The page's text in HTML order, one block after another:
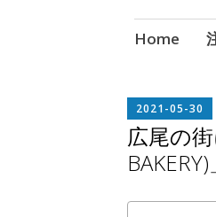
コ
ン
ツ
へ
ス
Home
2021-05-30
広尾の